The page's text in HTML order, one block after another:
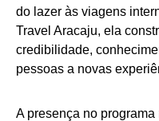
do lazer às viagens
Travel Aracaju, ela
credibilidade,
pessoas a novas
A presença no